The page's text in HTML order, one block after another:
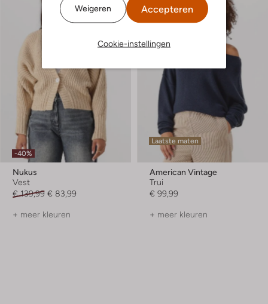
Weigeren Accepteren
Cookie-instellingen
-40%
Nukus
Vest
€ 139,99 € 83,99
+ meer kleuren
Laatste maten
American Vintage
Trui
€ 99,99
+ meer kleuren